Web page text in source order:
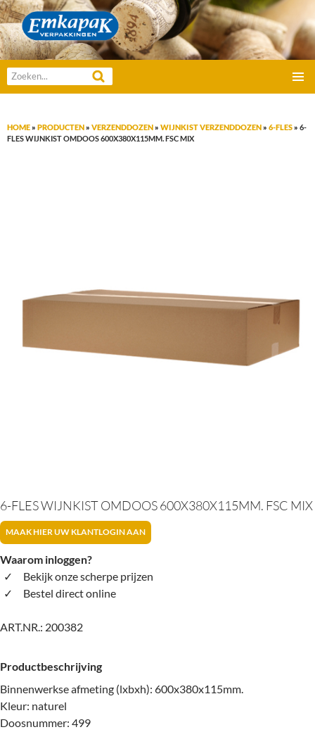
Emkapak Verpakkingen B.V.
Zoeken
naar:
GA
INHOUD
HOME» PRODUCTEN» VERZENDDOZEN» WIJNKIST VERZENDDOZEN» 6-FLES» 6-
FLES WIJNKIST OMDOOS 600X380X115MM. FSC MIX
6-FLES WIJNKIST OMDOOS 600X380X115MM. FSC MIX
MAAK HIER UW KLANTLOGIN AAN
Waarom inloggen?
Bekijk onze scherpe prijzen
Bestel direct online
ART.NR.: 200382
Productbeschrijving
Binnenwerkse afmeting (lxbxh): 600x380x115mm.
Kleur: naturel
Doosnummer: 499